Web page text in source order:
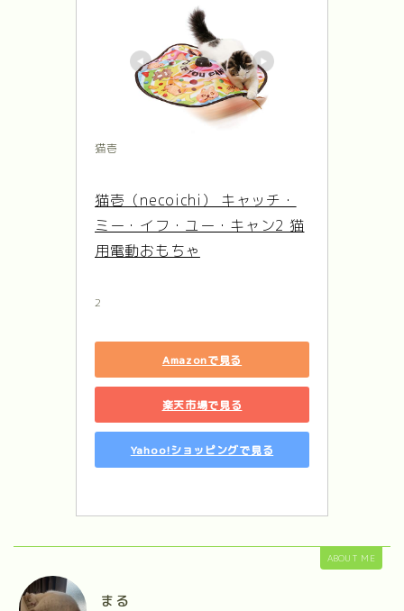
猫壱
猫壱（necoichi） キャッチ・
ミー・イフ・ユー・キャン2 猫
用電動おもちゃ
2
Amazonで見る
楽天市場で見る
Yahoo!ショッピングで見る
ABOUT ME
まる